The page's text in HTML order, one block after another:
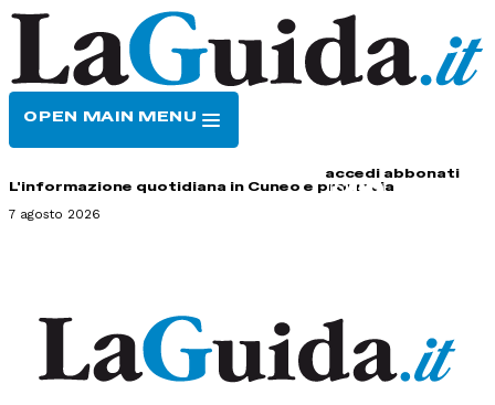
OPEN MAIN MENU
accedi abbonati
L'informazione quotidiana in Cuneo e provincia
7 agosto 2026